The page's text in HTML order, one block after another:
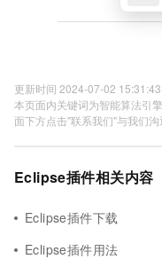
更新时间 2024-07-02 15:31:43
本页面内关键词为智能算法引
面下方点击"联系我们"与我们沟
Eclipse插件相关内容
Eclipse插件下载
Eclipse插件用法